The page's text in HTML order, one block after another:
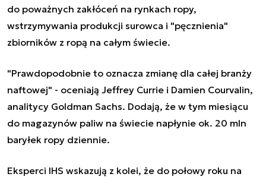
do poważnych zakłóceń na rynkach ropy,
wstrzymywania produkcji surowca i "pęcznienia"
zbiorników z ropą na całym świecie.
"Prawdopodobnie to oznacza zmianę dla całej branży
naftowej" - oceniają Jeffrey Currie i Damien Courvalin,
analitycy Goldman Sachs. Dodają, że w tym miesiącu
do magazynów paliw na świecie napłynie ok. 20 mln
baryłek ropy dziennie.
Eksperci IHS wskazują z kolei, że do połowy roku na